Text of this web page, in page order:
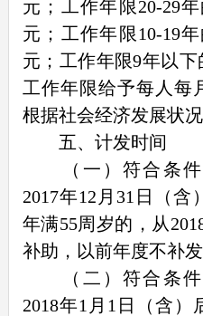
元；工作年限20-29
元；工作年限10-19
元；工作年限9年以
工作年限给予每人每
根据社会经济发展状
五、计发时间
（一）符合条件
2017年12月31日（
年满55周岁的，从
补助，以前年度不补发
（二）符合条件
2018年1月1日（含）